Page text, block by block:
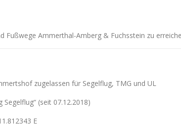
Fußwege Ammerthal-Amberg & Fuchsstein zu
zugelassen für Segelflug, TMG und UL
Segelflug“ (seit 07.12.2018)
E